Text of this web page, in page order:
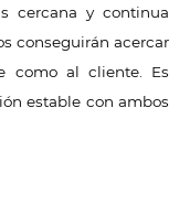
cercana y continua
conseguirán acercar
como al cliente. Es
estable con ambos